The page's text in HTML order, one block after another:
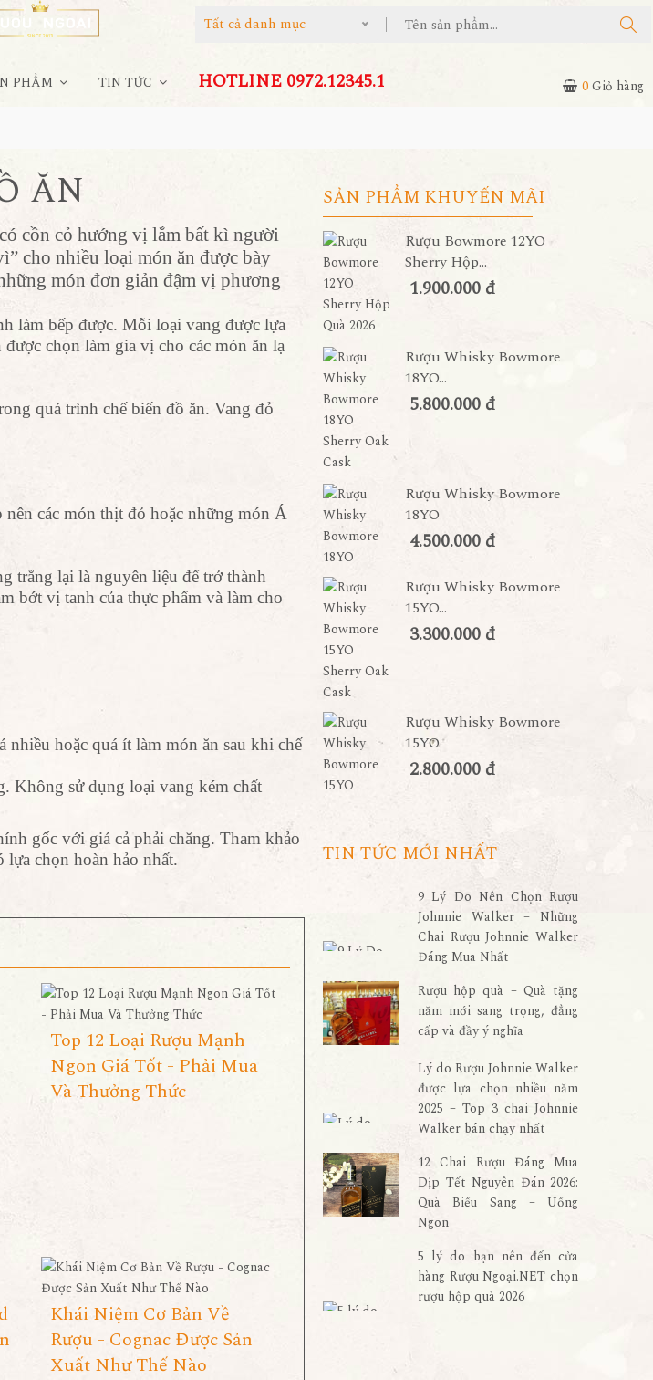
Tất cả danh mục
PHẨM TIN TỨC HOTLINE 0972.12345.1 0Giỏ hàng
ĂN
cồn cỏ hướng vị lắm bất kì người
cho nhiều loại món ăn được bày
món đơn giản đậm vị phương
làm bếp được. Mỗi loại vang được lựa
chọn làm gia vị cho các món ăn lạ
quá trình chế biến đồ ăn. Vang đỏ
các món thịt đỏ hoặc những món Á
lại là nguyên liệu để trở thành
bớt vị tanh của thực phẩm và làm cho
hoặc quá ít làm món ăn sau khi chế
Không sử dụng loại vang kém chất
gốc với giá cả phải chăng. Tham khảo
lựa chọn hoàn hảo nhất.
Top 12 Loại Rượu Mạnh
Ngon Giá Tốt - Phải Mua
Và Thưởng Thức
Khái Niệm Cơ Bản Về
Rượu - Cognac Được Sản
Xuất Như Thế Nào
SẢN PHẨM KHUYẾN MÃI
Rượu Bowmore 12YO
Sherry Hộp...
1.900.000 đ
Rượu Whisky Bowmore
18YO...
5.800.000 đ
Rượu Whisky Bowmore
18YO
4.500.000 đ
Rượu Whisky Bowmore
15YO...
3.300.000 đ
Rượu Whisky Bowmore
15YO
2.800.000 đ
TIN TỨC MỚI NHẤT
9 Lý Do Nên Chọn Rượu
Johnnie Walker – Những
Chai Rượu Johnnie Walker
Đáng Mua Nhất
Rượu hộp quà – Quà tặng
năm mới sang trọng, đẳng
cấp và đầy ý nghĩa
Lý do Rượu Johnnie Walker
được lựa chọn nhiều năm
2025 – Top 3 chai Johnnie
Walker bán chạy nhất
12 Chai Rượu Đáng Mua
Dịp Tết Nguyên Đán 2026:
Quà Biếu Sang – Uống
Ngon
5 lý do bạn nên đến cửa
hàng Rượu Ngoại.NET chọn
rượu hộp quà 2026